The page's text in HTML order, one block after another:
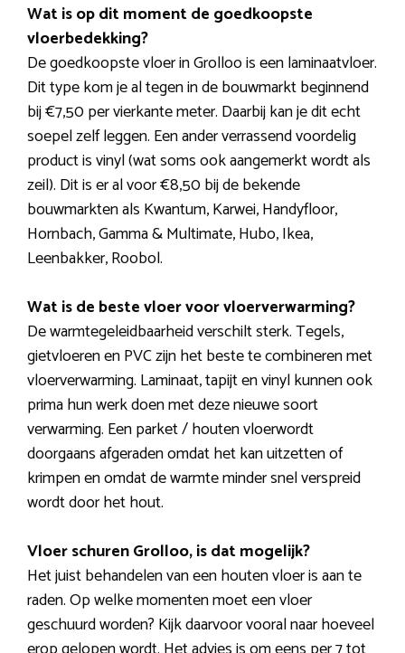
Wat is op dit moment de goedkoopste
vloerbedekking?
De goedkoopste vloer in Grolloo is een laminaatvloer.
Dit type kom je al tegen in de bouwmarkt beginnend
bij €7,50 per vierkante meter. Daarbij kan je dit echt
soepel zelf leggen. Een ander verrassend voordelig
product is vinyl (wat soms ook aangemerkt wordt als
zeil). Dit is er al voor €8,50 bij de bekende
bouwmarkten als Kwantum, Karwei, Handyfloor,
Hornbach, Gamma & Multimate, Hubo, Ikea,
Leenbakker, Roobol.
Wat is de beste vloer voor vloerverwarming?
De warmtegeleidbaarheid verschilt sterk. Tegels,
gietvloeren en PVC zijn het beste te combineren met
vloerverwarming. Laminaat, tapijt en vinyl kunnen ook
prima hun werk doen met deze nieuwe soort
verwarming. Een parket / houten vloerwordt
doorgaans afgeraden omdat het kan uitzetten of
krimpen en omdat de warmte minder snel verspreid
wordt door het hout.
Vloer schuren Grolloo, is dat mogelijk?
Het juist behandelen van een houten vloer is aan te
raden. Op welke momenten moet een vloer
geschuurd worden? Kijk daarvoor vooral naar hoeveel